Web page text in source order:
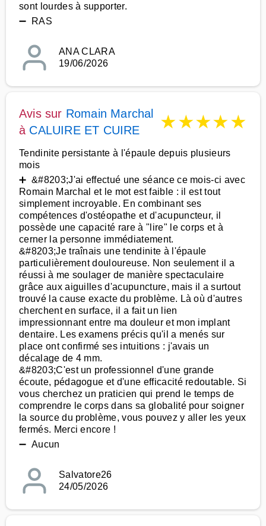
sont lourdes à supporter.
➖ RAS
ANA CLARA
19/06/2026
Avis sur Romain Marchal
à CALUIRE ET CUIRE ★★★★★
Tendinite persistante à l'épaule depuis plusieurs
mois
➕ &#8203;J'ai effectué une séance ce mois-ci avec
Romain Marchal et le mot est faible : il est tout
simplement incroyable. En combinant ses
compétences d'ostéopathe et d'acupuncteur, il
possède une capacité rare à "lire" le corps et à
cerner la personne immédiatement.
&#8203;Je traînais une tendinite à l'épaule
particulièrement douloureuse. Non seulement il a
réussi à me soulager de manière spectaculaire
grâce aux aiguilles d'acupuncture, mais il a surtout
trouvé la cause exacte du problème. Là où d'autres
cherchent en surface, il a fait un lien
impressionnant entre ma douleur et mon implant
dentaire. Les examens précis qu'il a menés sur
place ont confirmé ses intuitions : j'avais un
décalage de 4 mm.
&#8203;C'est un professionnel d'une grande
écoute, pédagogue et d'une efficacité redoutable. Si
vous cherchez un praticien qui prend le temps de
comprendre le corps dans sa globalité pour soigner
la source du problème, vous pouvez y aller les yeux
fermés. Merci encore !
➖ Aucun
Salvatore26
24/05/2026